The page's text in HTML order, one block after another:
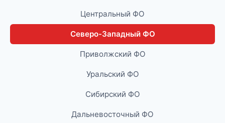
Центральный ФО
Северо-Западный ФО
Приволжский ФО
Уральский ФО
Сибирский ФО
Дальневосточный ФО